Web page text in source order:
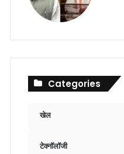
Categories
खेल
टेक्नॉलॉजी